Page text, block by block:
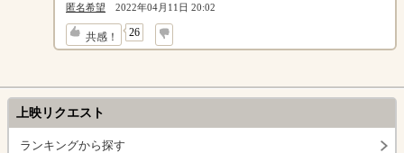
匿名希望 2022年04月11日 20:02
共感！ 26
↓
上映リクエスト
ランキングから探す